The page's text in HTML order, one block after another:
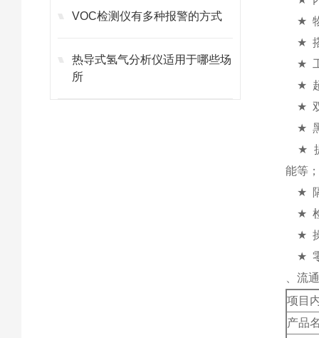
VOC检测仪有多种报警的方式
热导式氢气分析仪适用于哪些场
所
★
★
★
★
★
★
★
能等
★
★
★
★
、流
项目
产品